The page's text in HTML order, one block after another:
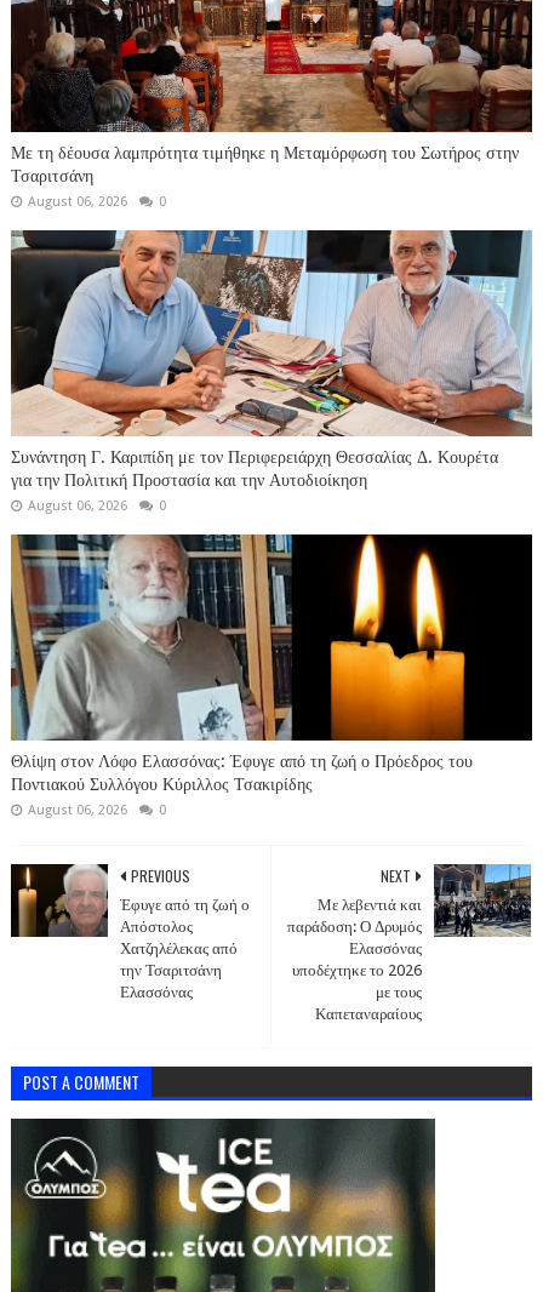
Με τη δέουσα λαμπρότητα τιμήθηκε η Μεταμόρφωση του Σωτήρος στην
Τσαριτσάνη
August 06, 2026 0
Συνάντηση Γ. Καριπίδη με τον Περιφερειάρχη Θεσσαλίας Δ. Κουρέτα
για την Πολιτική Προστασία και την Αυτοδιοίκηση
August 06, 2026 0
Θλίψη στον Λόφο Ελασσόνας: Έφυγε από τη ζωή ο Πρόεδρος του
Ποντιακού Συλλόγου Κύριλλος Τσακιρίδης
August 06, 2026 0
NEXT
Με λεβεντιά και
παράδοση: Ο Δρυμός
Ελασσόνας
υποδέχτηκε το 2026
με τους
Καπεταναραίους
PREVIOUS
Έφυγε από τη ζωή ο
Απόστολος
Χατζηλέλεκας από
την Τσαριτσάνη
Ελασσόνας
POST A COMMENT